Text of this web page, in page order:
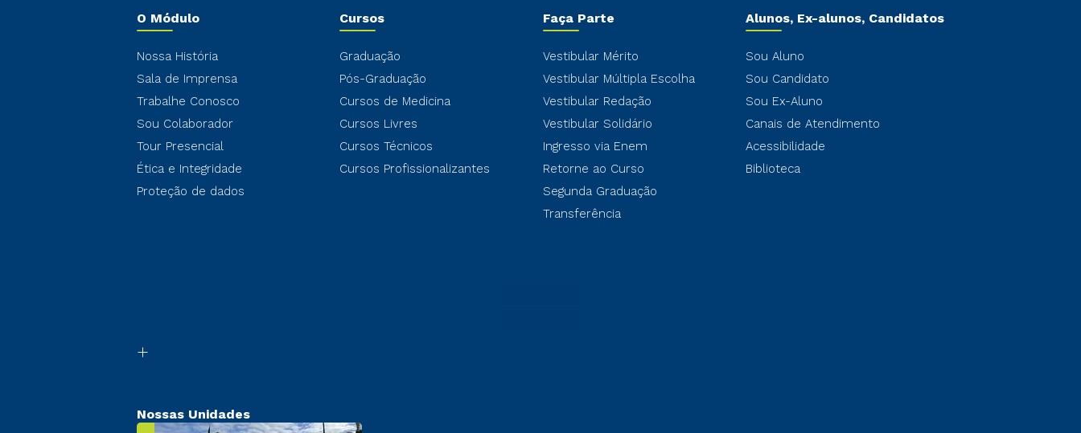
O Módulo
Nossa História
Sala de Imprensa
Trabalhe Conosco
Sou Colaborador
Tour Presencial
Ética e Integridade
Proteção de dados
Cursos
Graduação
Pós-Graduação
Cursos de Medicina
Cursos Livres
Cursos Técnicos
Cursos Profissionalizantes
Faça Parte
Vestibular Mérito
Vestibular Múltipla Escolha
Vestibular Redação
Vestibular Solidário
Ingresso via Enem
Retorne ao Curso
Segunda Graduação
Transferência
Alunos, Ex-alunos, Candidatos
Sou Aluno
Sou Candidato
Sou Ex-Aluno
Canais de Atendimento
Acessibilidade
Biblioteca
Nossas Unidades